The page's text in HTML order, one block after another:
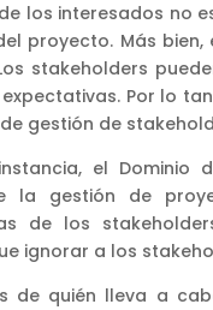
los interesados no
proyecto. Más
stakeholders
expectativas. Por lo
gestión de
el Dominio
la gestión de
de los
ignorar a los
de quién lleva a